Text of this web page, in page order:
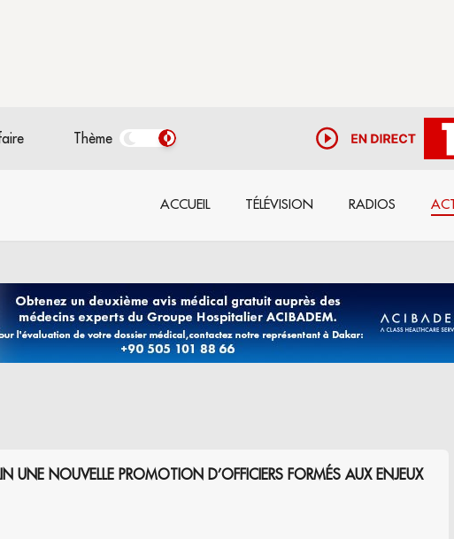
Thème
ACCUEIL TÉLÉVISION RADIOS
UNE NOUVELLE PROMOTION D’OFFICIERS FORMÉS AUX ENJEUX